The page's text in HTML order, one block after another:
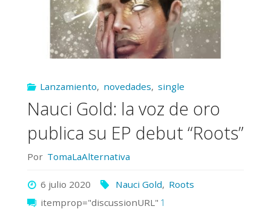
Lanzamiento, novedades, single
Nauci Gold: la voz de oro
publica su EP debut “Roots”
Por TomaLaAlternativa
6 julio 2020 Nauci Gold, Roots
itemprop="discussionURL" 1